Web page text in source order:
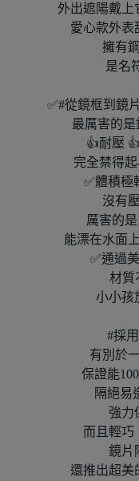
外出遮陽戴上
愛心款外表
擁有
是名
✅#從鏡框到鏡
最厲害的
👍耐壓
完全禁得
✅體積
沒有
厲害的
能漂在水面
✅通過
材質
小小孩
#採
有別於
保證能
隔絕易
強力
而且輕巧
鏡片
還推出超美